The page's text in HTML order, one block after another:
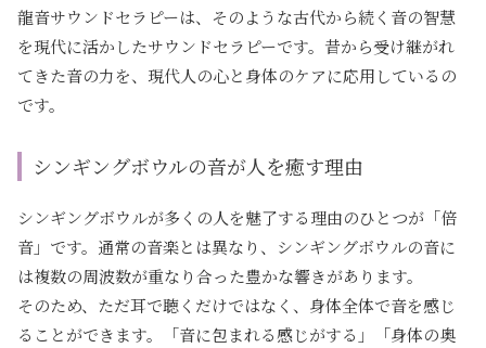
龍音サウンドセラピーは、そのような古代から続く音の智慧
を現代に活かしたサウンドセラピーです。昔から受け継がれ
てきた音の力を、現代人の心と身体のケアに応用しているの
です。
シンギングボウルの音が人を癒す理由
シンギングボウルが多くの人を魅了する理由のひとつが「倍
音」です。通常の音楽とは異なり、シンギングボウルの音に
は複数の周波数が重なり合った豊かな響きがあります。
そのため、ただ耳で聴くだけではなく、身体全体で音を感じ
ることができます。「音に包まれる感じがする」「身体の奥